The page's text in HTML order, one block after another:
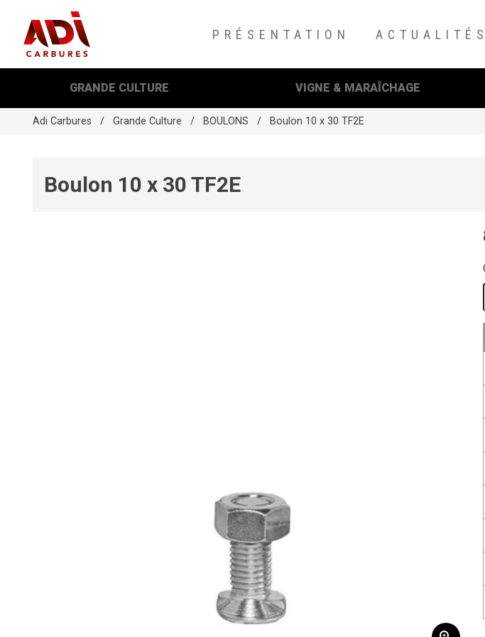
PRÉSENTATION ACTUALITÉS
GRANDE CULTURE VIGNE & MARAÎCHAGE
Adi Carbures Grande Culture BOULONS Boulon 10 x 30 TF2E
Boulon 10 x 30 TF2E